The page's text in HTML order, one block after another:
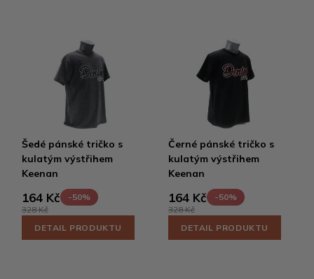
Šedé pánské tričko s
kulatým výstřihem
Keenan
164 Kč
-50%
328 Kč
DETAIL PRODUKTU
Černé pánské tričko s
kulatým výstřihem
Keenan
164 Kč
-50%
328 Kč
DETAIL PRODUKTU